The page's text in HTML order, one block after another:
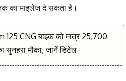
का माइलेज दे सकता है।
125 CNG बाइक को मात्र 25,700
सुनहरा मौका, जानें डिटेल